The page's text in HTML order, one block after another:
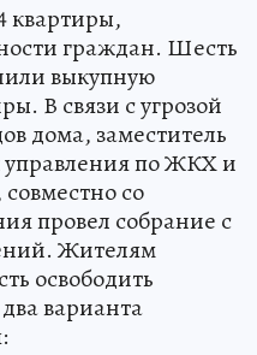
квартиры,
граждан. Шесть
выкупную
В связи с угрозой
дома, заместитель
управления по ЖКХ и
со
провел собрание с
Жителям
освободить
варианта